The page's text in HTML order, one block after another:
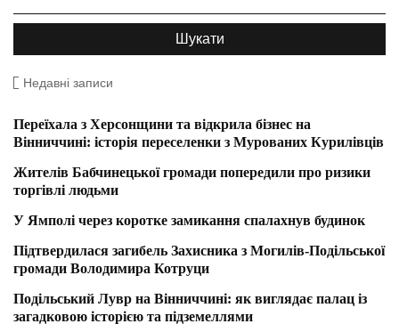
Недавні записи
Переїхала з Херсонщини та відкрила бізнес на
Вінниччині: історія переселенки з Мурованих Курилівців
Жителів Бабчинецької громади попередили про ризики
торгівлі людьми
У Ямполі через коротке замикання спалахнув будинок
Підтвердилася загибель Захисника з Могилів-Подільської
громади Володимира Котруци
Подільський Лувр на Вінниччині: як виглядає палац із
загадковою історією та підземеллями